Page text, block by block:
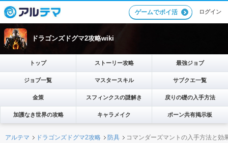
ゲームでポイ活 ログイン
ドラゴンズドグマ2攻略wiki
トップ ストーリー攻略 最強ジョブ
ジョブ一覧 マスタースキル サブクエ一覧
金策 スフィンクスの謎解き 戻りの礎の入手方法
加護なき世界の攻略 キャラメイク ポーン共有掲示板
アルテマ ドラゴンズドグマ2攻略 防具 コマンダーズマントの入手方法と効